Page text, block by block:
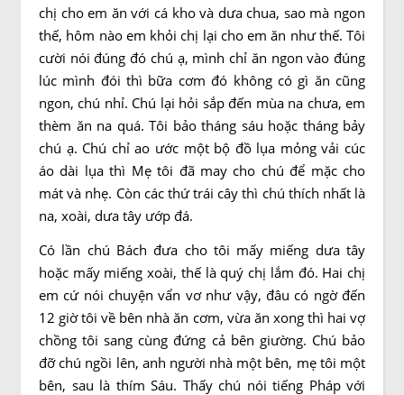
chị cho em ăn với cá kho và dưa chua, sao mà ngon
thế, hôm nào em khỏi chị lại cho em ăn như thế. Tôi
cười nói đúng đó chú ạ, mình chỉ ăn ngon vào đúng
lúc mình đói thì bữa cơm đó không có gì ăn cũng
ngon, chú nhỉ. Chú lại hỏi sắp đến mùa na chưa, em
thèm ăn na quá. Tôi bảo tháng sáu hoặc tháng bảy
chú ạ. Chú chỉ ao ước một bộ đồ lụa mỏng vải cúc
áo dài lụa thì Mẹ tôi đã may cho chú để mặc cho
mát và nhẹ. Còn các thứ trái cây thì chú thích nhất là
na, xoài, dưa tây ướp đá.
Có lần chú Bách đưa cho tôi mấy miếng dưa tây
hoặc mấy miếng xoài, thế là quý chị lắm đó. Hai chị
em cứ nói chuyện vẩn vơ như vậy, đâu có ngờ đến
12 giờ tôi về bên nhà ăn cơm, vừa ăn xong thì hai vợ
chồng tôi sang cùng đứng cả bên giường. Chú bảo
đỡ chú ngồi lên, anh người nhà một bên, mẹ tôi một
bên, sau là thím Sáu. Thấy chú nói tiếng Pháp với